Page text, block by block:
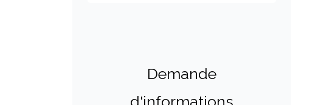
Demande
d'informations